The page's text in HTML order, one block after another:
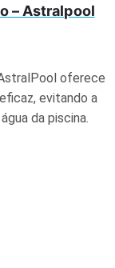
– Astralpool
oferece
evitando a
da piscina.